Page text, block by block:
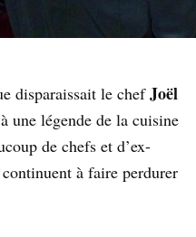
disparaissait le chefJoël
une légende de la cuisine
de chefs et d’ex-
à faire perdurer